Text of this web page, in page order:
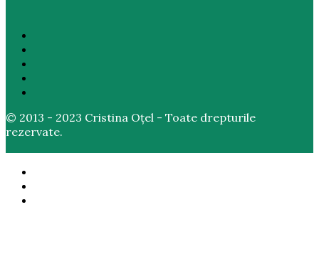
© 2013 - 2023 Cristina Oțel - Toate drepturile
rezervate.